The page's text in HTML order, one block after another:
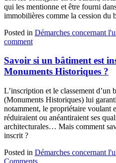
qui les mentionne et être fourni
immobilières comme la cession du
Posted in Démarches concernant
comment
Savoir si un bâtiment est
Monuments Historiques ?
L’inscription et le classement d’un
(Monuments Historiques) lui
notamment, le propriétaire voulant
réduiraient ou anéantiraient ses
architecturales… Mais comment
inscrit ?
Posted in Démarches concernant
Comments